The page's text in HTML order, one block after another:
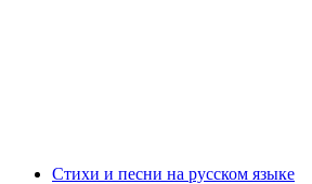
Стихи и песни на русском языке